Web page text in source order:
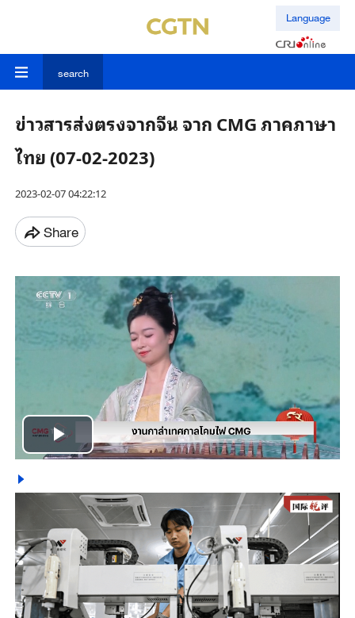
Language
search
ข่าวสารส่งตรงจากจีน จาก CMG ภาคภาษา
ไทย (07-02-2023)
2023-02-07 04:22:12
Share
Play
Video